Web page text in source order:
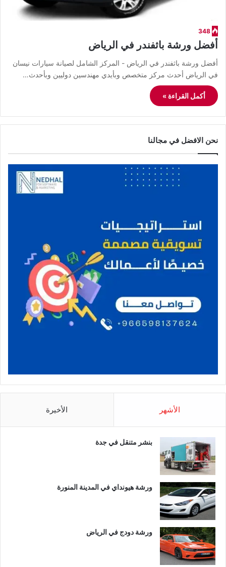
348
أفضل ورشة باثفندر في الرياض
أفضل ورشة باثفندر في الرياض - المركز الشامل لصيانة سيارات نيسان
في الرياض أحدث مركز متخصص وبأيدي مهندسين دوليين وبأحدث…
أكمل القراءة »
نحن الافضل في مجالنا
الأشهر الأخيرة
بنشر متنقل في جدة
ورشة هيونداي في المدينة المنورة
ورشة دودج في الرياض